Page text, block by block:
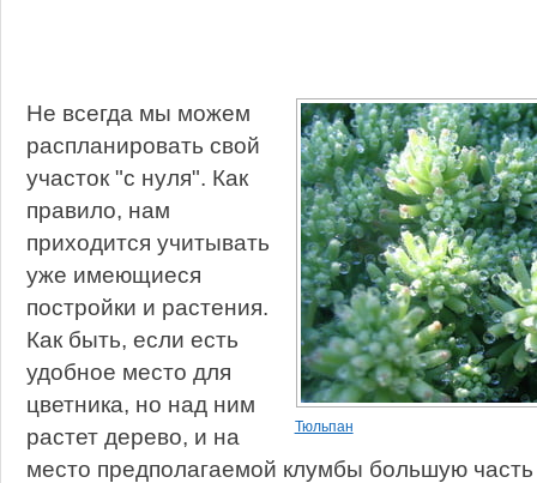
Тюльпан
Не всегда мы можем
распланировать свой
участок "с нуля". Как
правило, нам
приходится учитывать
уже имеющиеся
постройки и растения.
Как быть, если есть
удобное место для
цветника, но над ним
растет дерево, и на
место предполагаемой клумбы большую часть